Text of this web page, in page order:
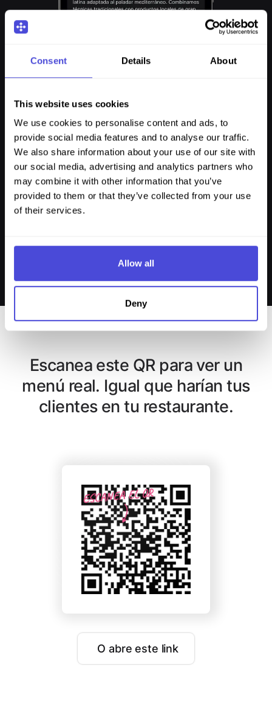
Consent Details About
This website uses cookies
We use cookies to personalise content and ads, to
provide social media features and to analyse our traffic.
We also share information about your use of our site with
our social media, advertising and analytics partners who
may combine it with other information that you’ve
provided to them or that they’ve collected from your use
of their services.
Allow all
Deny
Escanea este QR para ver un
menú real. Igual que harían tus
clientes en tu restaurante.
O abre este link